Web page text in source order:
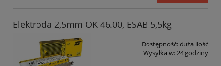
Elektroda 2,5mm OK 46.00, ESAB 5,5kg
Dostępność:duża ilość
Wysyłka w:24 godziny